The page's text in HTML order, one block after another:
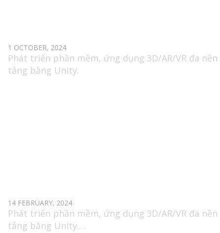
1 OCTOBER, 2024
Phát triển phần mềm, ứng dụng 3D/AR/VR đa nền
tảng bằng Unity.
14 FEBRUARY, 2024
Phát triển phần mềm, ứng dụng 3D/AR/VR đa nền
tảng bằng Unity.